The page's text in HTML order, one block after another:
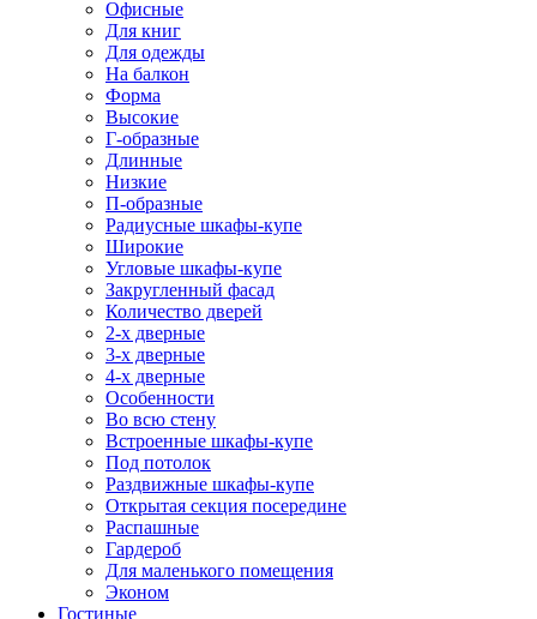
Офисные
Для книг
Для одежды
На балкон
Форма
Высокие
Г-образные
Длинные
Низкие
П-образные
Радиусные шкафы-купе
Широкие
Угловые шкафы-купе
Закругленный фасад
Количество дверей
2-х дверные
3-х дверные
4-х дверные
Особенности
Во всю стену
Встроенные шкафы-купе
Под потолок
Раздвижные шкафы-купе
Открытая секция посередине
Распашные
Гардероб
Для маленького помещения
Эконом
Гостиные